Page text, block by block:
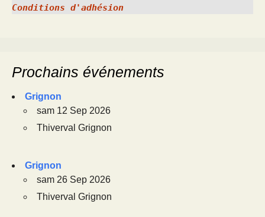
Conditions d'adhésion
Prochains événements
Grignon
sam 12 Sep 2026
Thiverval Grignon
Grignon
sam 26 Sep 2026
Thiverval Grignon